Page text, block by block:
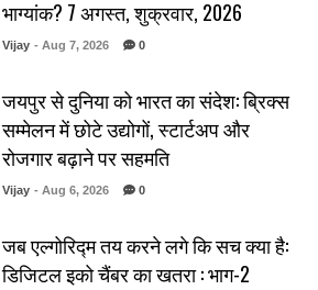
भाग्यांक? 7 अगस्त, शुक्रवार, 2026
Vijay - Aug 7, 2026 0
जयपुर से दुनिया को भारत का संदेश: ब्रिक्स
सम्मेलन में छोटे उद्योगों, स्टार्टअप और
रोजगार बढ़ाने पर सहमति
Vijay - Aug 6, 2026 0
जब एल्गोरिद्म तय करने लगे कि सच क्या है:
डिजिटल इको चैंबर का खतरा : भाग-2